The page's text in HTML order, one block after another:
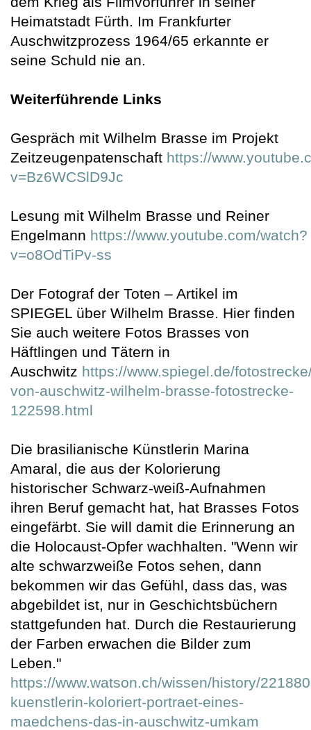
Heimatstadt Fürth. Im Frankfurter
Auschwitzprozess 1964/65 erkannte er
seine Schuld nie an.
Weiterführende Links
Gespräch mit Wilhelm Brasse im Projekt
Zeitzeugenpatenschaft https://
v=Bz6WCSlD9Jc
Lesung mit Wilhelm Brasse und Reiner
Engelmann https://www.youtube.com/watch?
v=o8OdTiPv-ss
Der Fotograf der Toten – Artikel im
SPIEGEL über Wilhelm Brasse. Hier finden
Sie auch weitere Fotos Brasses von
Häftlingen und Tätern in
Auschwitz https://www.spiegel.de/
von-auschwitz-wilhelm-brasse-fotostrecke-
122598.html
Die brasilianische Künstlerin Marina
Amaral, die aus der Kolorierung
historischer Schwarz-weiß-Aufnahmen
ihren Beruf gemacht hat, hat Brasses Fotos
eingefärbt. Sie will damit die Erinnerung an
die Holocaust-Opfer wachhalten. "Wenn wir
alte schwarzweiße Fotos sehen, dann
bekommen wir das Gefühl, dass das, was
abgebildet ist, nur in Geschichtsbüchern
stattgefunden hat. Durch die Restaurierung
der Farben erwachen die Bilder zum
Leben."
https://www.watson.ch/wissen/history/
kuenstlerin-koloriert-portraet-eines-
maedchens-das-in-auschwitz-umkam